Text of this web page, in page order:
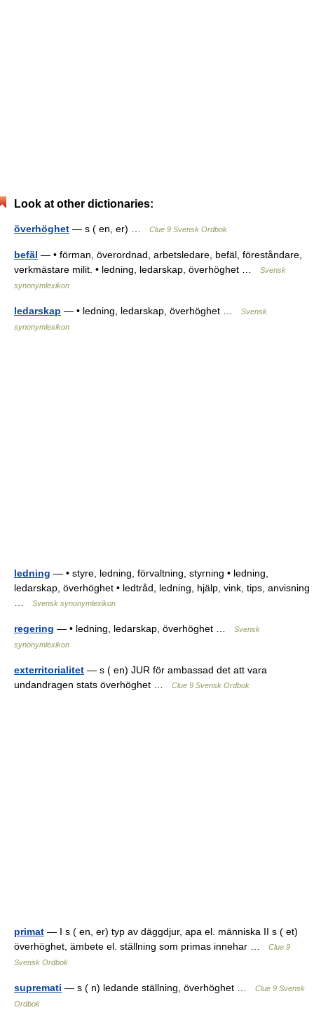
Look at other dictionaries:
överhöghet — s ( en, er) … Clue 9 Svensk Ordbok
befäl — • förman, överordnad, arbetsledare, befäl, föreståndare,
verkmästare milit. • ledning, ledarskap, överhöghet …
Svensk
synonymlexikon
ledarskap — • ledning, ledarskap, överhöghet …
Svensk
synonymlexikon
ledning — • styre, ledning, förvaltning, styrning • ledning,
ledarskap, överhöghet • ledtråd, ledning, hjälp, vink, tips, anvisning
Svensk synonymlexikon
regering — • ledning, ledarskap, överhöghet …
Svensk
synonymlexikon
exterritorialitet — s ( en) JUR för ambassad det att vara
undandragen stats överhöghet …
Clue 9 Svensk Ordbok
primat — I s ( en, er) typ av däggdjur, apa el. människa II s ( et)
överhöghet, ämbete el. ställning som primas innehar …
Clue 9
Svensk Ordbok
supremati — s ( n) ledande ställning, överhöghet …
Clue 9 Svensk
Ordbok